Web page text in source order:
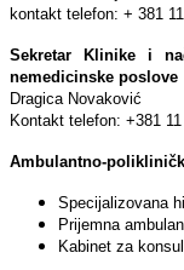
kontakt telefon: + 381
Sekretar Klinike i
nemedicinske poslove
Dragica Novaković
Kontakt telefon: +381
Ambulantno-
Specijalizovana
Prijemna
Kabinet za